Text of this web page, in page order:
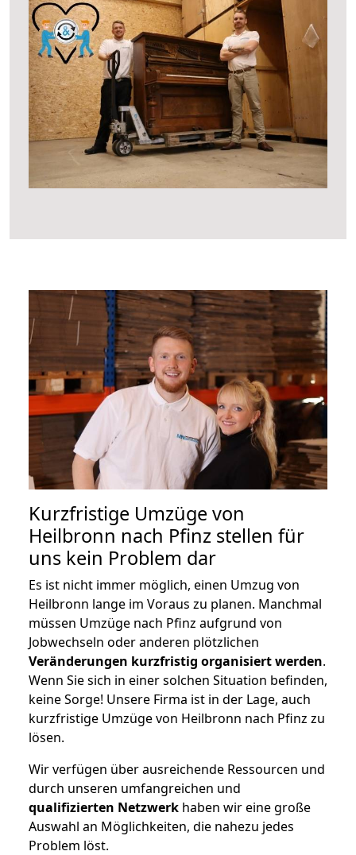
Kurzfristige Umzüge von
Heilbronn nach Pfinz stellen für
uns kein Problem dar
Es ist nicht immer möglich, einen Umzug von
Heilbronn lange im Voraus zu planen. Manchmal
müssen Umzüge nach Pfinz aufgrund von
Jobwechseln oder anderen plötzlichen
Veränderungen kurzfristig organisiert werden.
Wenn Sie sich in einer solchen Situation befinden,
keine Sorge! Unsere Firma ist in der Lage, auch
kurzfristige Umzüge von Heilbronn nach Pfinz zu
lösen.
Wir verfügen über ausreichende Ressourcen und
durch unseren umfangreichen und
qualifizierten Netzwerk haben wir eine große
Auswahl an Möglichkeiten, die nahezu jedes
Problem löst.